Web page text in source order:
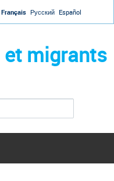
Français Русский Español
et migrants